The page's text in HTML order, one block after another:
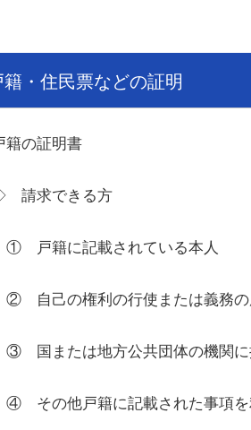
籍・住民票などの証明
籍の証明書
請求できる方
① 戸籍に記載されている本人
② 自己の権利の行使または義務の
③ 国または地方公共団体の機関に
④ その他戸籍に記載された事項を